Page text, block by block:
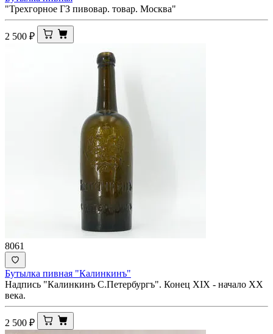
"Трехгорное ГЗ пивовар. товар. Москва"
2 500 ₽
8061
Бутылка пивная "Калинкинъ"
Надпись "Калинкинъ С.Петербургъ". Конец XIX - начало ХХ
века.
2 500 ₽